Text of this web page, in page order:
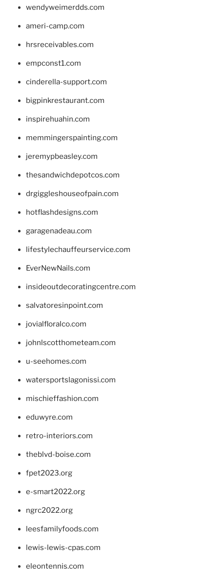
wendyweimerdds.com
ameri-camp.com
hrsreceivables.com
empconst1.com
cinderella-support.com
bigpinkrestaurant.com
inspirehuahin.com
memmingerspainting.com
jeremypbeasley.com
thesandwichdepotcos.com
drgiggleshouseofpain.com
hotflashdesigns.com
garagenadeau.com
lifestylechauffeurservice.com
EverNewNails.com
insideoutdecoratingcentre.com
salvatoresinpoint.com
jovialfloralco.com
johnlscotthometeam.com
u-seehomes.com
watersportslagonissi.com
mischieffashion.com
eduwyre.com
retro-interiors.com
theblvd-boise.com
fpet2023.org
e-smart2022.org
ngrc2022.org
leesfamilyfoods.com
lewis-lewis-cpas.com
eleontennis.com